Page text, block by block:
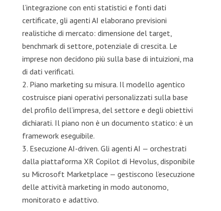
l’integrazione con enti statistici e fonti dati
certificate, gli agenti AI elaborano previsioni
realistiche di mercato: dimensione del target,
benchmark di settore, potenziale di crescita. Le
imprese non decidono più sulla base di intuizioni, ma
di dati verificati.
Piano marketing su misura. Il modello agentico
costruisce piani operativi personalizzati sulla base
del profilo dell’impresa, del settore e degli obiettivi
dichiarati. Il piano non è un documento statico: è un
framework eseguibile.
Esecuzione AI-driven. Gli agenti AI — orchestrati
dalla piattaforma XR Copilot di Hevolus, disponibile
su Microsoft Marketplace — gestiscono l’esecuzione
delle attività marketing in modo autonomo,
monitorato e adattivo.